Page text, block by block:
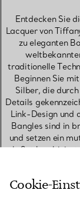
Entdecken Sie
Lacquer von
zu eleganten
traditionelle
Beginnen Sie
Silber, die
Details
Link-Design und
Bangles sind in
und setzen ein
als Set
schmales Bangle
Cookie-